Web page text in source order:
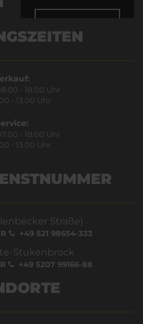
- 18.00 Uhr
- 13.00 Uhr
- 18.00 Uhr
- 13.00 Uhr
Straße)
+49 521 98654-333
Stukenbrock
+49 5207 99166-88